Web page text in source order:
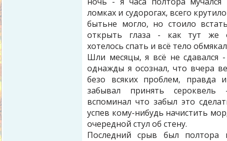
ломках и судорогах, всего
бытьне могло, но стоило
открыть глаза - как тут же
хотелось спать и всё тело
Шли месяцы, я всё не сдавался
однажды я осознал, что вчера
безо всяких проблем, правда
забывал принять
вспоминал что забыл это
успев кому-нибудь начистить
очередной стул об стену.
Последний срыв был полтора